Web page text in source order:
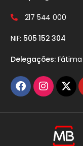
217 544 000
NIF: 505 152 304
Delegações:Fátima